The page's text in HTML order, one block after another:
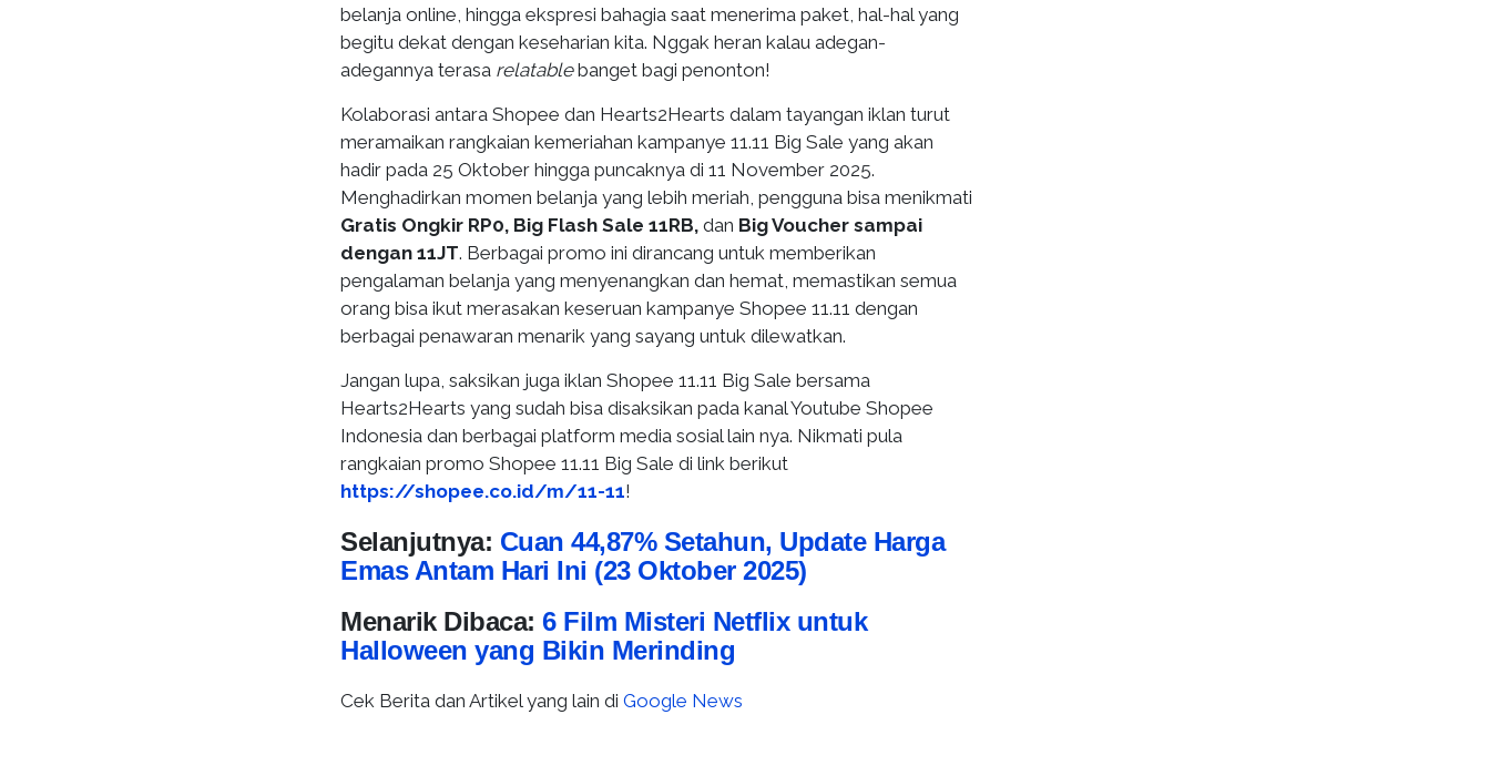
belanja online, hingga ekspresi bahagia saat menerima paket, hal-hal yang
begitu dekat dengan keseharian kita. Nggak heran kalau adegan-
adegannya terasa relatablebanget bagi penonton!
Kolaborasi antara Shopee dan Hearts2Hearts dalam tayangan iklan turut
meramaikan rangkaian kemeriahan kampanye 11.11 Big Sale yang akan
hadir pada 25 Oktober hingga puncaknya di 11 November 2025.
Menghadirkan momen belanja yang lebih meriah, pengguna bisa menikmati
Gratis Ongkir RP0, Big Flash Sale 11RB, dan Big Voucher sampai
dengan 11JT. Berbagai promo ini dirancang untuk memberikan
pengalaman belanja yang menyenangkan dan hemat, memastikan semua
orang bisa ikut merasakan keseruan kampanye Shopee 11.11 dengan
berbagai penawaran menarik yang sayang untuk dilewatkan.
Jangan lupa, saksikan juga iklan Shopee 11.11 Big Sale bersama
Hearts2Hearts yang sudah bisa disaksikan pada kanal Youtube Shopee
Indonesia dan berbagai platform media sosial lain nya. Nikmati pula
rangkaian promo Shopee 11.11 Big Sale di link berikut
https://shopee.co.id/m/11-11!
Selanjutnya: Cuan 44,87% Setahun, Update Harga
Emas Antam Hari Ini (23 Oktober 2025)
Menarik Dibaca: 6 Film Misteri Netflix untuk
Halloween yang Bikin Merinding
Cek Berita dan Artikel yang lain di Google News